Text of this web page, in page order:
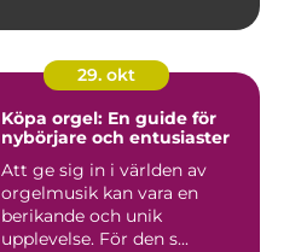
29. okt
Köpa orgel: En guide för
nybörjare och entusiaster
Att ge sig in i världen av
orgelmusik kan vara en
berikande och unik
upplevelse. För den s...